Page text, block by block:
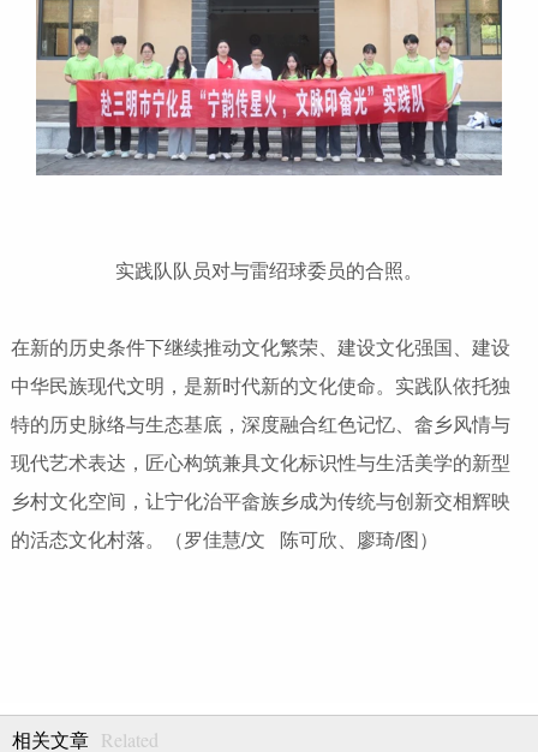
实践队队员对与雷绍球委员的合照。
在新的历史条件下继续推动文化繁荣、建设文化强国、建设
中华民族现代文明，是新时代新的文化使命。实践队依托独
特的历史脉络与生态基底，深度融合红色记忆、畲乡风情与
现代艺术表达，匠心构筑兼具文化标识性与生活美学的新型
乡村文化空间，让宁化治平畲族乡成为传统与创新交相辉映
的活态文化村落。（罗佳慧/文 陈可欣、廖琦/图）
相关文章 Related